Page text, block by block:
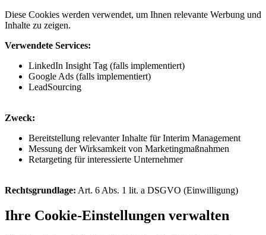
Diese Cookies werden verwendet, um Ihnen relevante Werbung und
Inhalte zu zeigen.
Verwendete Services:
LinkedIn Insight Tag (falls implementiert)
Google Ads (falls implementiert)
LeadSourcing
Zweck:
Bereitstellung relevanter Inhalte für Interim Management
Messung der Wirksamkeit von Marketingmaßnahmen
Retargeting für interessierte Unternehmer
Rechtsgrundlage: Art. 6 Abs. 1 lit. a DSGVO (Einwilligung)
Ihre Cookie-Einstellungen verwalten